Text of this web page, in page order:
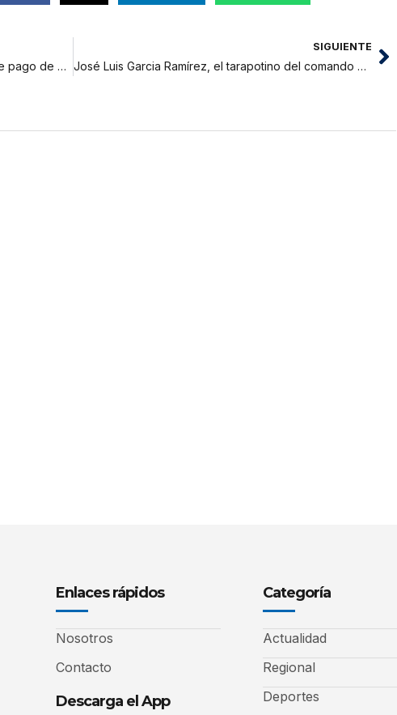
Magisterio anuncia paro de 24 horas exige pago de deuda social
SIGUIENTE
José Luis Garcia Ramírez, el tarapotino del comando Chavín de Huantar
Enlaces rápidos
Nosotros
Contacto
Descarga el App
Categoría
Actualidad
Regional
Deportes